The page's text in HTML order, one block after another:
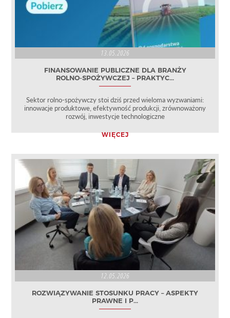
13.05.2026
FINANSOWANIE PUBLICZNE DLA BRANŻY
ROLNO‑SPOŻYWCZEJ – PRAKTYC...
Sektor rolno‑spożywczy stoi dziś przed wieloma wyzwaniami:
innowacje produktowe, efektywność produkcji, zrównoważony
rozwój, inwestycje technologiczne
WIĘCEJ
12.05.2026
ROZWIĄZYWANIE STOSUNKU PRACY – ASPEKTY
PRAWNE I P...